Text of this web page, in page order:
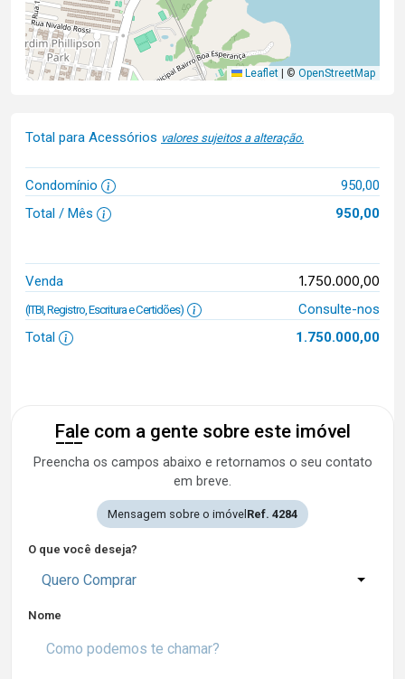
Leaflet © OpenStreetMap
Total para Acessórios valores sujeitos a alteração.
Condomínio
950,00
Total / Mês
950,00
Venda 1.750.000,00
(ITBI, Registro, Escritura e Certidões)
Consulte-nos
Total
1.750.000,00
Fale com a gente sobre este imóvel
Preencha os campos abaixo e retornamos o seu contato
em breve.
Mensagem sobre o imóvel Ref. 4284
O que você deseja?
Quero Comprar
Nome